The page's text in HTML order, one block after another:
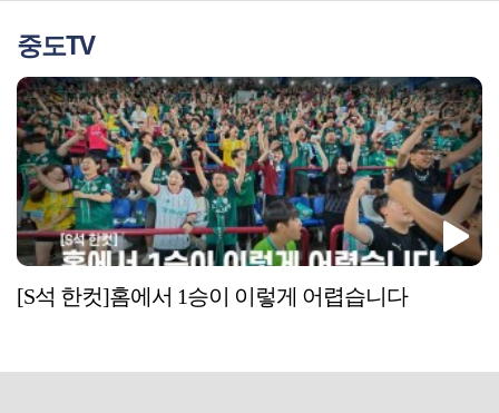
중도TV
[S석 한컷]홈에서 1승이 이렇게 어렵습니다